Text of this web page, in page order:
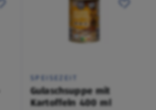
SPEISEZEIT
Gulaschsuppe mit
Kartoffeln 400 ml